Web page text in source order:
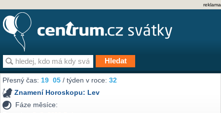
reklama
Přesný čas:19 05 / týden v roce:32
Znamení Horoskopu: Lev
Fáze měsíce: